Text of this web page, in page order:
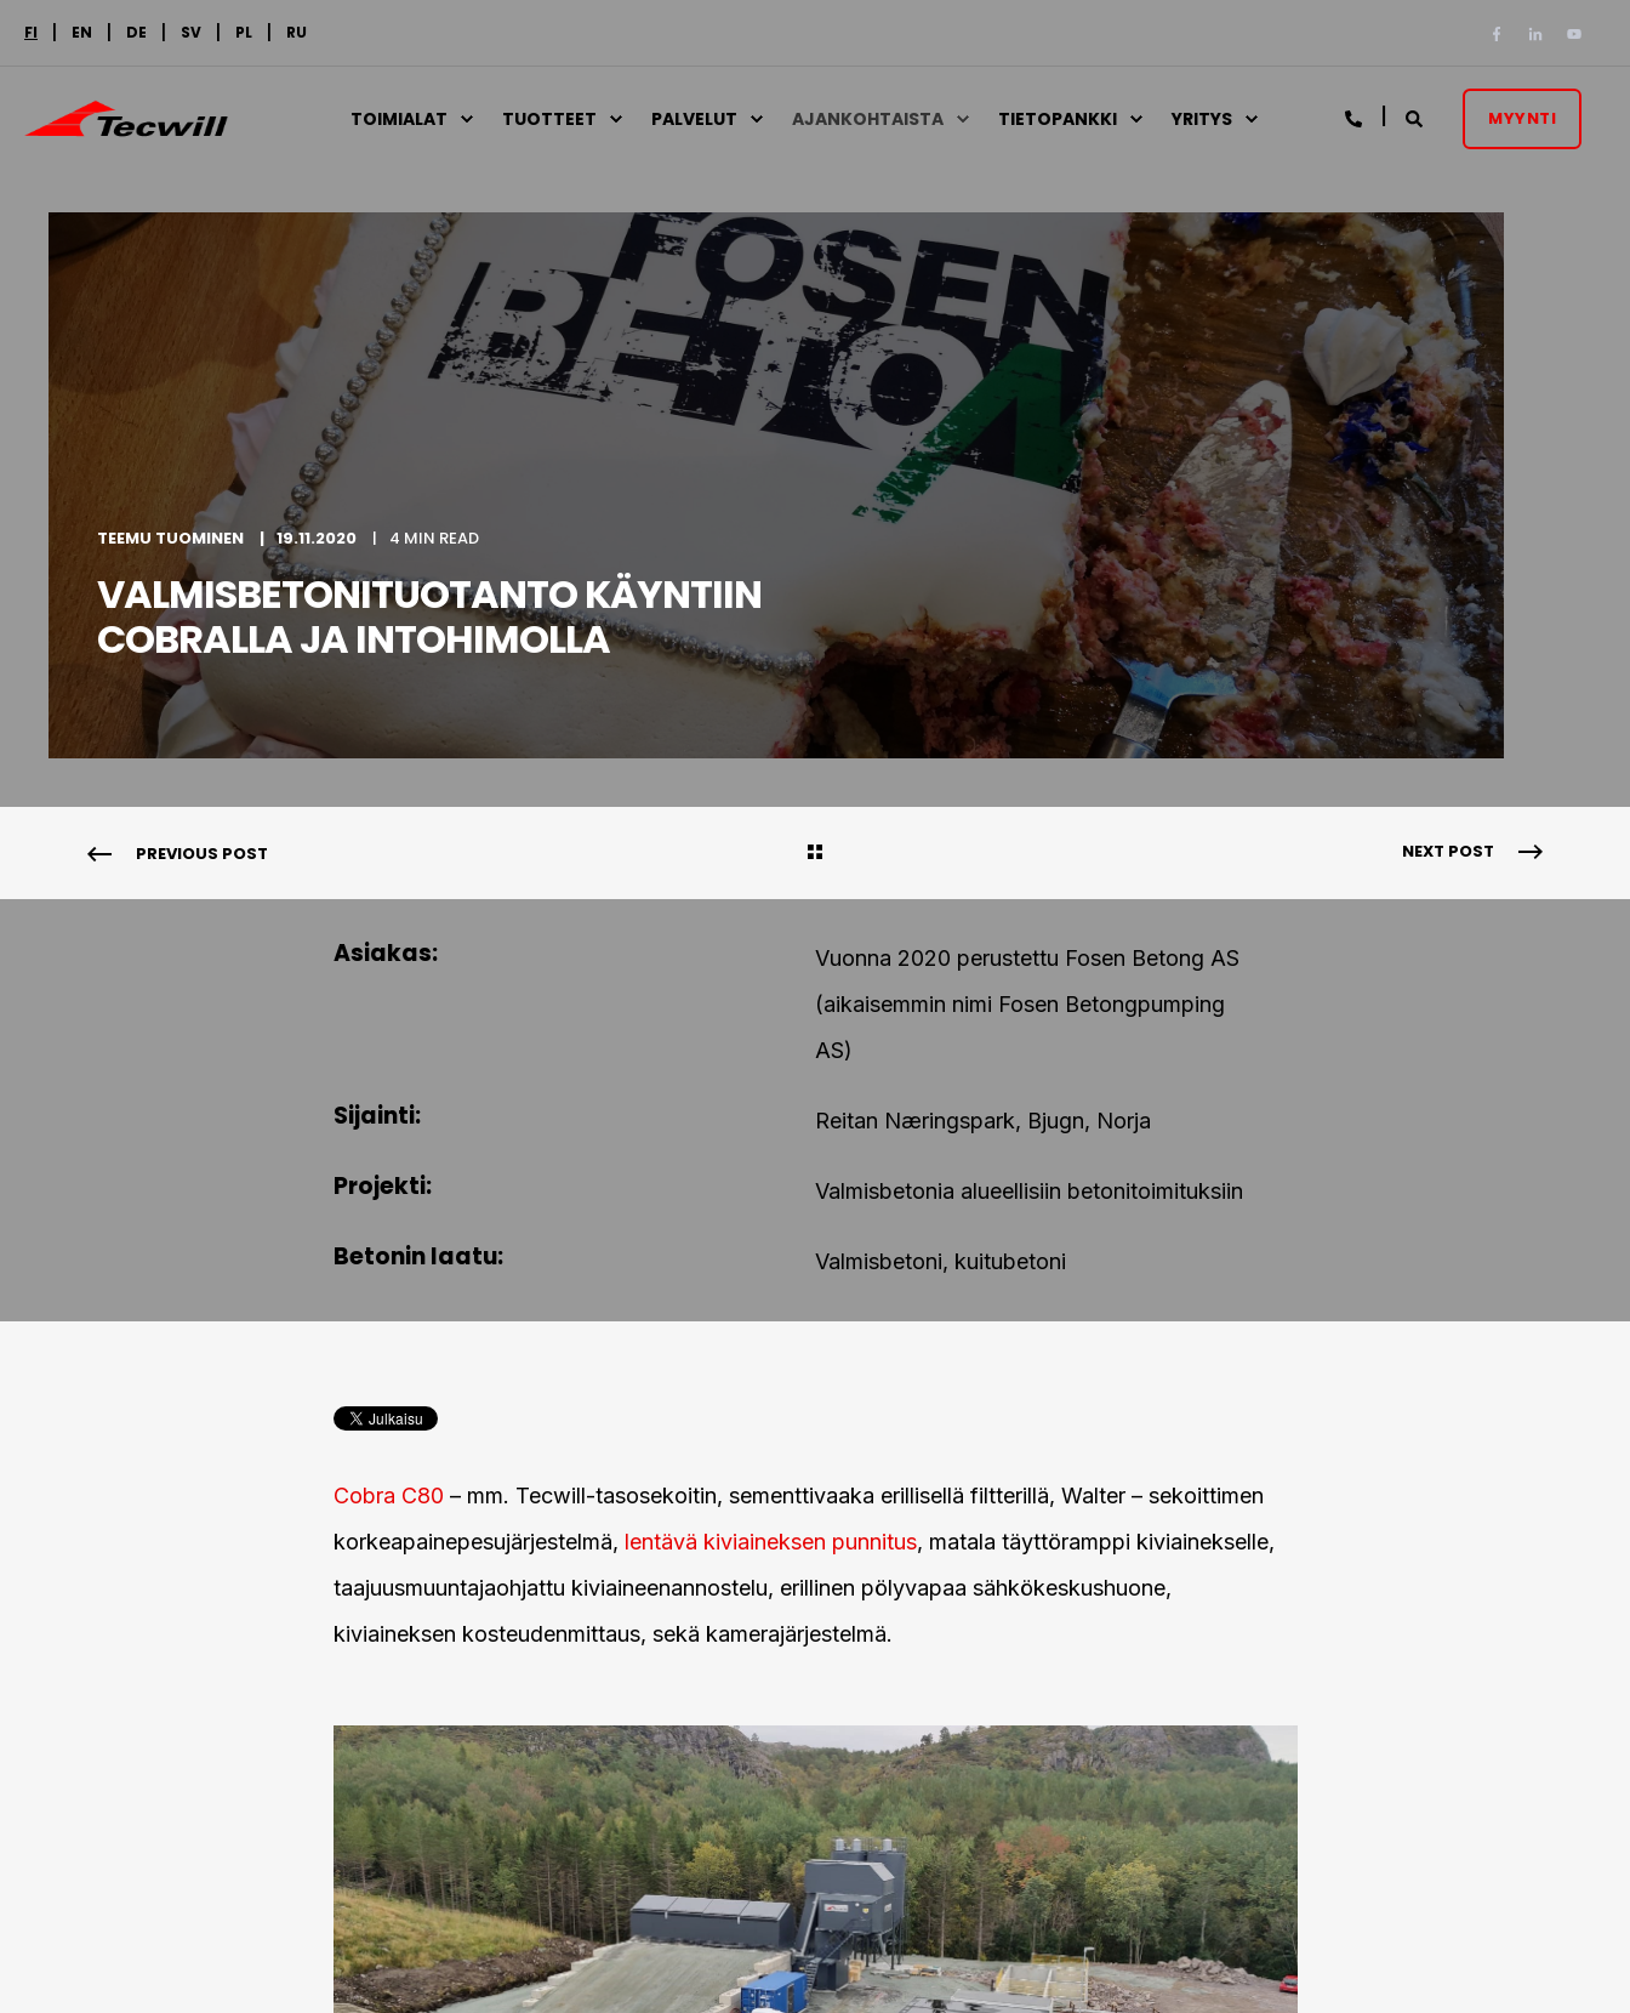
FI EN DE SV PL RU
TOIMIALAT TUOTTEET PALVELUT AJANKOHTAISTA TIETOPANKKI YRITYS MYYNTI
TEEMU TUOMINEN 19.11.2020 4 MIN READ
VALMISBETONITUOTANTO KÄYNTIIN
COBRALLA JA INTOHIMOLLA
PREVIOUS POST NEXT POST
Asiakas:
Vuonna 2020 perustettu Fosen Betong AS
(aikaisemmin nimi Fosen Betongpumping
AS)
Sijainti: Reitan Næringspark, Bjugn, Norja
Projekti: Valmisbetonia alueellisiin betonitoimituksiin
Betonin laatu: Valmisbetoni, kuitubetoni
Cobra C80 – mm. Tecwill-tasosekoitin, sementtivaaka erillisellä filtterillä, Walter – sekoittimen
korkeapainepesujärjestelmä, lentävä kiviaineksen punnitus, matala täyttöramppi kiviainekselle,
taajuusmuuntajaohjattu kiviaineenannostelu, erillinen pölyvapaa sähkökeskushuone,
kiviaineksen kosteudenmittaus, sekä kamerajärjestelmä.